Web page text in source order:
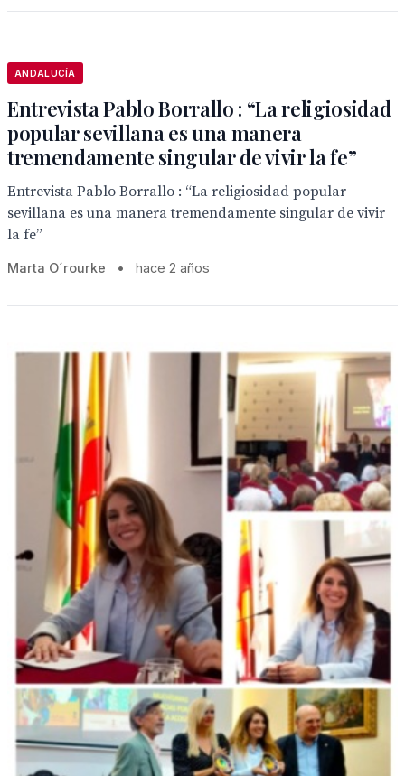
ANDALUCÍA
Entrevista Pablo Borrallo : “La religiosidad
popular sevillana es una manera
tremendamente singular de vivir la fe”
Entrevista Pablo Borrallo : “La religiosidad popular
sevillana es una manera tremendamente singular de vivir
la fe”
Marta O´rourke • hace 2 años